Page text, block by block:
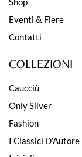
Eventi & Fiere
Contatti
COLLEZIONI
Caucciù
Only Silver
Fashion
I Classici D'Autore